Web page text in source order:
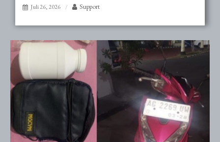
Juli 26, 2026 Support